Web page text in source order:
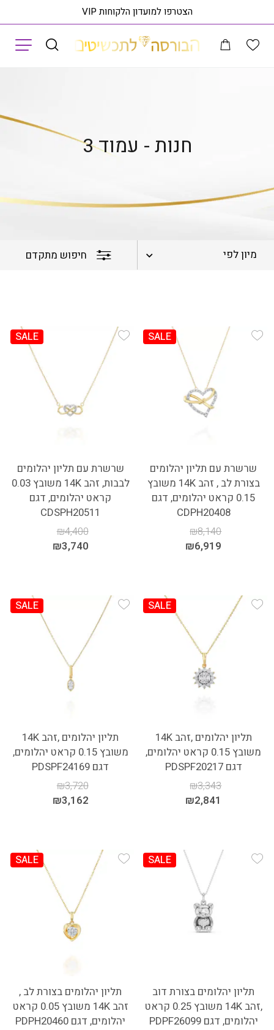
הצטרפו למועדון הלקוחות VIP
חנות - עמוד 3
מיון לפי חיפוש מתקדם
Add Wishlist
SALE
שרשרת עם תליון יהלומים
בצורת לב , זהב 14K משובץ
0.15 קראט יהלומים, דגם
CDPH20408
₪8,140
₪6,919
Add Wishlist
SALE
שרשרת עם תליון יהלומים
לבבות, זהב 14K משובץ 0.03
קראט יהלומים, דגם
CDSPH20511
₪4,400
₪3,740
Add Wishlist
SALE
תליון יהלומים ,זהב 14K
משובץ 0.15 קראט יהלומים,
דגם PDSPF20217
₪3,343
₪2,841
Add Wishlist
SALE
תליון יהלומים ,זהב 14K
משובץ 0.15 קראט יהלומים,
דגם PDSPF24169
₪3,720
₪3,162
Add Wishlist
SALE
תליון יהלומים בצורת דוב
,זהב 14K משובץ 0.25 קראט
יהלומים, דגם PDPF26099
Add Wishlist
SALE
תליון יהלומים בצורת לב ,
זהב 14K משובץ 0.05 קראט
יהלומים, דגם PDPH20460